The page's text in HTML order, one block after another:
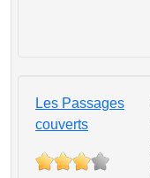
Les Passages
couverts